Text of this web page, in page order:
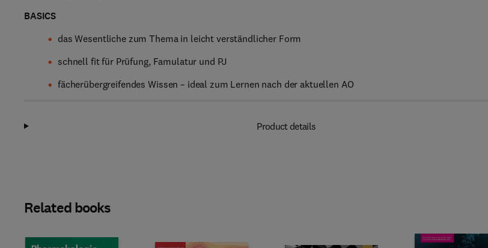
BASICS
das Wesentliche zum Thema in leicht verständlicher Form
schnell fit für Prüfung, Famulatur und PJ
fächerübergreifendes Wissen – ideal zum Lernen nach der aktuellen AO
Product details
Related books